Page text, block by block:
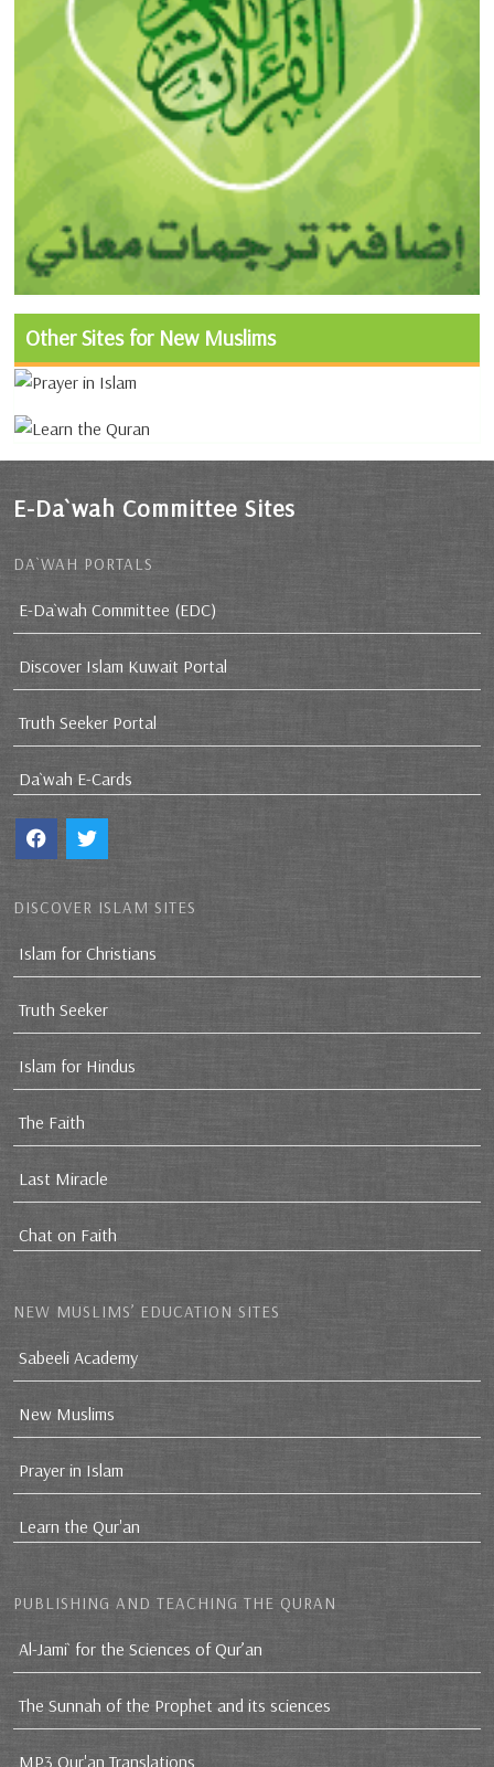
Other Sites for New Muslims
E-Da`wah Committee Sites
DA`WAH PORTALS
E-Da`wah Committee (EDC)
Discover Islam Kuwait Portal
Truth Seeker Portal
Da`wah E-Cards
DISCOVER ISLAM SITES
Islam for Christians
Truth Seeker
Islam for Hindus
The Faith
Last Miracle
Chat on Faith
NEW MUSLIMS’ EDUCATION SITES
Sabeeli Academy
New Muslims
Prayer in Islam
Learn the Qur'an
PUBLISHING AND TEACHING THE QURAN
Al-Jami` for the Sciences of Qur’an
The Sunnah of the Prophet and its sciences
MP3 Qur'an Translations